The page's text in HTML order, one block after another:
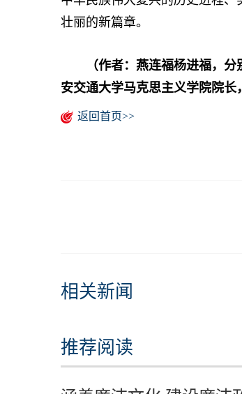
壮丽的新篇章。
（作者：燕连福杨进福，
安交通大学马克思主义学院院长
返回首页>>
相关新闻
推荐阅读